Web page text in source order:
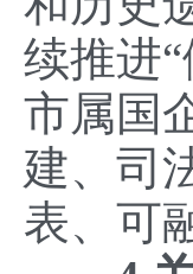
续推进
市属国
建、司
表、可